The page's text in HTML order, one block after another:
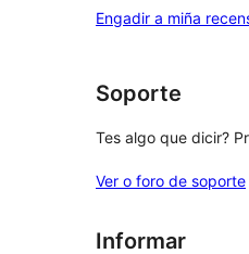
2
de
estrelas
Engadir a miña
Soporte
Tes algo que dicir?
Ver o foro de soporte
Informar